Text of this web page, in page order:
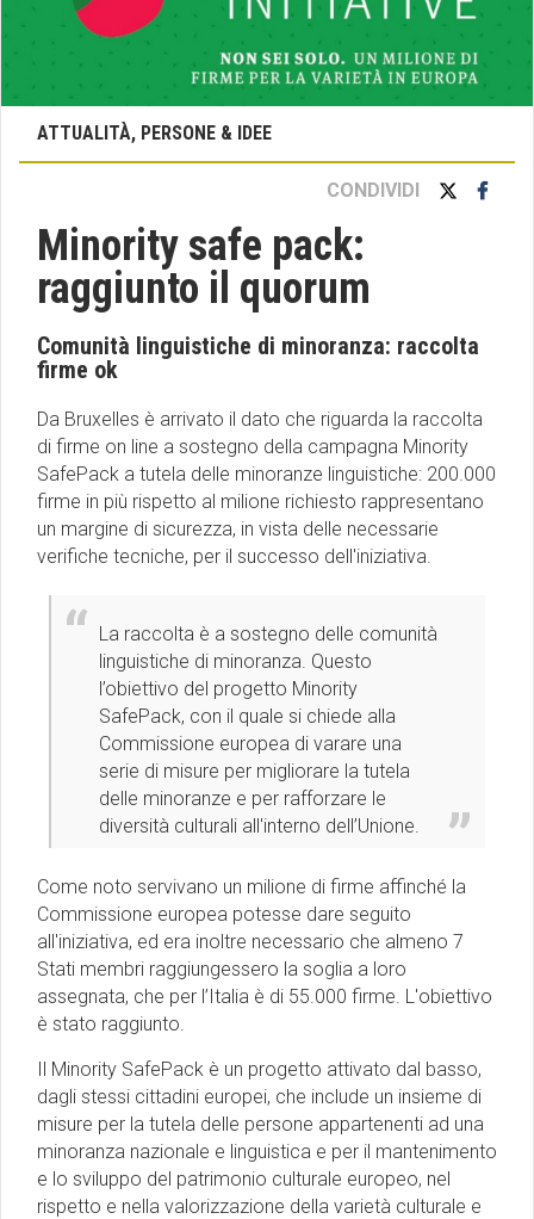
ATTUALITÀ, PERSONE & IDEE
CONDIVIDI
Minority safe pack:
raggiunto il quorum
Comunità linguistiche di minoranza: raccolta
firme ok
Da Bruxelles è arrivato il dato che riguarda la raccolta
di firme on line a sostegno della campagna Minority
SafePack a tutela delle minoranze linguistiche: 200.000
firme in più rispetto al milione richiesto rappresentano
un margine di sicurezza, in vista delle necessarie
verifiche tecniche, per il successo dell'iniziativa.
La raccolta è a sostegno delle comunità
linguistiche di minoranza. Questo
l’obiettivo del progetto Minority
SafePack, con il quale si chiede alla
Commissione europea di varare una
serie di misure per migliorare la tutela
delle minoranze e per rafforzare le
diversità culturali all'interno dell’Unione.
Come noto servivano un milione di firme affinché la
Commissione europea potesse dare seguito
all'iniziativa, ed era inoltre necessario che almeno 7
Stati membri raggiungessero la soglia a loro
assegnata, che per l’Italia è di 55.000 firme. L'obiettivo
è stato raggiunto.
Il Minority SafePack è un progetto attivato dal basso,
dagli stessi cittadini europei, che include un insieme di
misure per la tutela delle persone appartenenti ad una
minoranza nazionale e linguistica e per il mantenimento
e lo sviluppo del patrimonio culturale europeo, nel
rispetto e nella valorizzazione della varietà culturale e